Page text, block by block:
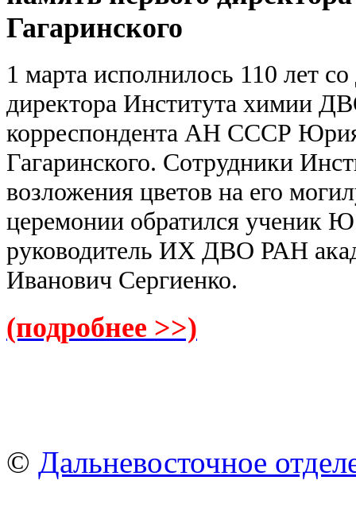
Гагаринского
1 марта исполнилось 110 лет
директора Института химии
корреспондента АН СССР
Гагаринского. Сотрудники
возложения цветов на его
церемонии обратился ученик
руководитель ИХ ДВО РАН
Иванович Сергиенко.
(подробнее >>)
© Дальневосточное